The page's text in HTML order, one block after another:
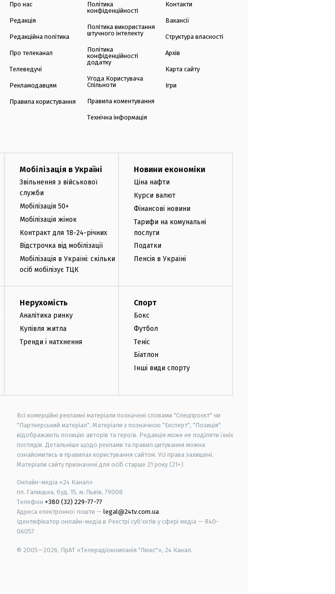
Про нас
Редакція
Редакційна політика
Про телеканал
Телеведучі
Рекламодавцям
Правила користування
Політика
конфіденційності
Політика використання
штучного інтелекту
Політика
конфіденційності
додатку
Угода Користувача
Спільноти
Правила коментування
Технічна інформація
Контакти
Вакансії
Структура власності
Архів
Карта сайту
Ігри
Мобілізація в Україні
Звільнення з військової
служби
Мобілізація 50+
Мобілізація жінок
Контракт для 18-24-річних
Відстрочка від мобілізації
Мобілізація в Україні: скільки
осіб мобілізує ТЦК
Новини економіки
Ціна нафти
Курси валют
Фінансові новини
Тарифи на комунальні
послуги
Податки
Пенсія в Україні
Нерухомість
Аналітика ринку
Купівля житла
Тренди і натхнення
Спорт
Бокс
Футбол
Теніс
Біатлон
Інші види спорту
Всі комерційні рекламні матеріали позначені словами "Спецпроєкт" чи
"Партнерський матеріал". Матеріали з позначкою "Експерт", "Позиція"
відображають позицію авторів та героїв. Редакція може не поділяти їхніх
поглядів. Детальніше щодо реклами та правил цитування можна
ознайомитись в правилах користування сайтом. Усі права захищені.
Матеріали сайту призначені для осіб старше 21 року (21+)
Онлайн-медіа «24 Канал»
пл. Галицька, буд. 15, м. Львів, 79008
Телефон +380 (32) 229-77-77
Адреса електронної пошти — legal@24tv.com.ua
Ідентифікатор онлайн-медіа в Реєстрі суб'єктів у сфері медіа — R40-
06057
© 2005—2026, ПрАТ «Телерадіокомпанія "Люкс"», 24 Канал.